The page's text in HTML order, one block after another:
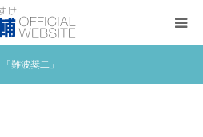
「難波奨二」